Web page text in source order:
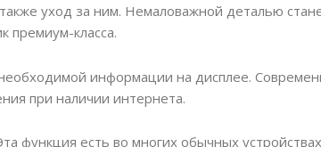
уход за ним. Немаловажной деталью
премиум-класса.
информации на дисплее.
при наличии интернета.
функция есть во многих обычных